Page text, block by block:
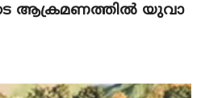
ആ​ക്ര​മ​ണ​ത്തി​ൽ യു​വാ​